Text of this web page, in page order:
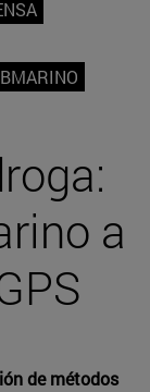
a
de métodos